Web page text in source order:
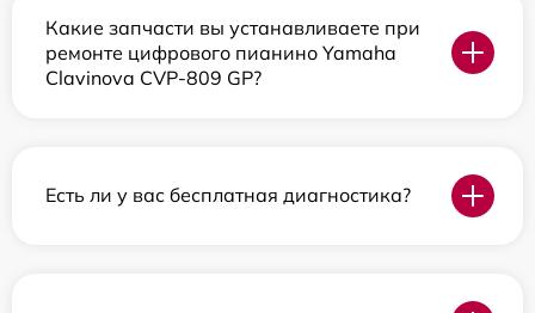
Какие запчасти вы устанавливаете при
ремонте цифрового пианино Yamaha
Clavinova CVP-809 GP?
Есть ли у вас бесплатная диагностика?